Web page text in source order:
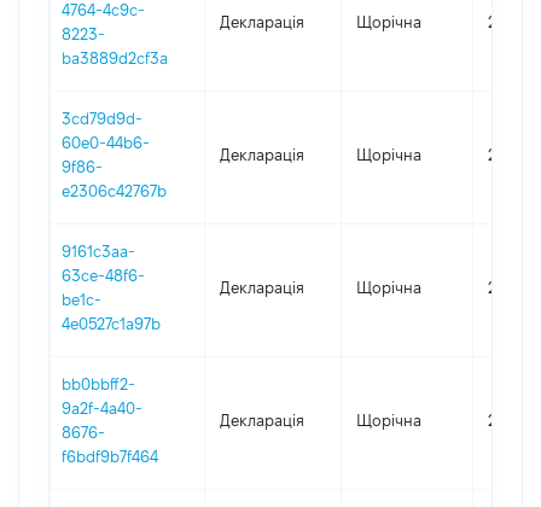
4764-4c9c-
8223-
ba3889d2cf3a
Декларація Щорічна 2025
3cd79d9d-
60e0-44b6-
9f86-
e2306c42767b
Декларація Щорічна 2023
9161c3aa-
63ce-48f6-
be1c-
4e0527c1a97b
Декларація Щорічна 2021
bb0bbff2-
9a2f-4a40-
8676-
f6bdf9b7f464
Декларація Щорічна 2022